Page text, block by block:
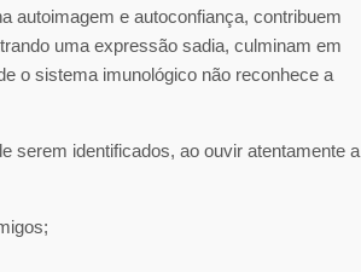
autoimagem e autoconfiança, contribuem
uma expressão sadia, culminam em
o sistema imunológico não reconhece a
serem identificados, ao ouvir atentamente a